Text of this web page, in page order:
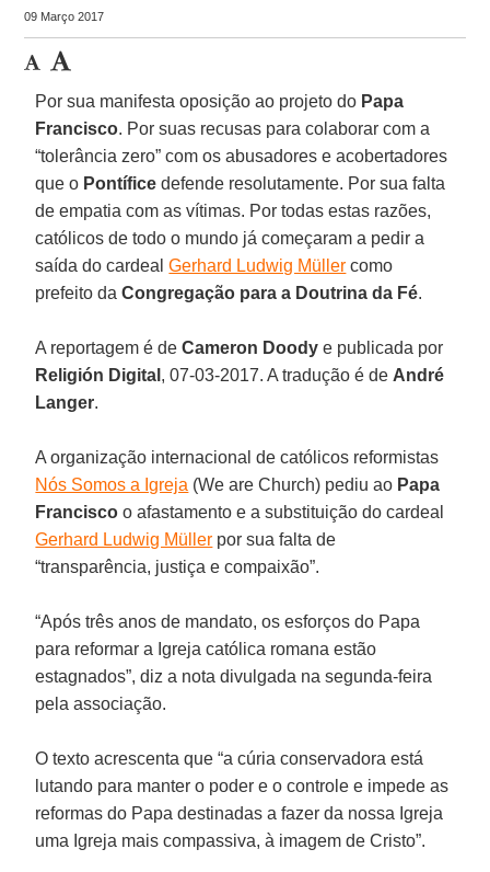
09 Março 2017
Por sua manifesta oposição ao projeto do Papa
Francisco. Por suas recusas para colaborar com a
“tolerância zero” com os abusadores e acobertadores
que o Pontífice defende resolutamente. Por sua falta
de empatia com as vítimas. Por todas estas razões,
católicos de todo o mundo já começaram a pedir a
saída do cardealGerhard Ludwig Müller como
prefeito daCongregação para a Doutrina da Fé.
A reportagem é deCameron Doody e publicada por
Religión Digital , 07-03-2017. A tradução é de André
Langer.
A organização internacional de católicos reformistas
Nós Somos a Igreja (We are Church) pediu ao Papa
Francisco o afastamento e a substituição do cardeal
Gerhard Ludwig Müller por sua falta de
“transparência, justiça e compaixão”.
“Após três anos de mandato, os esforços do Papa
para reformar a Igreja católica romana estão
estagnados”, diz a nota divulgada na segunda-feira
pela associação.
O texto acrescenta que “a cúria conservadora está
lutando para manter o poder e o controle e impede as
reformas do Papa destinadas a fazer da nossa Igreja
uma Igreja mais compassiva, à imagem de Cristo”.